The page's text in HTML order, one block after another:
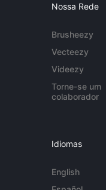
Nossa Rede
Brusheezy
Vecteezy
Videezy
Torne-se um
colaborador
Idiomas
English